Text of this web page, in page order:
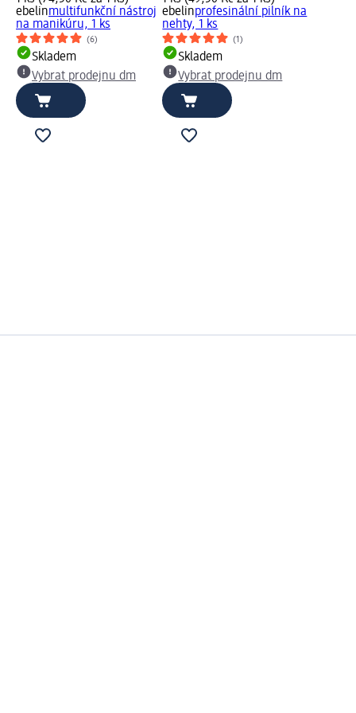
ebelinmultifunkční nástroj
na manikúru, 1 ks
(6)
Skladem
Vybrat prodejnu dm
ebelinprofesinální pilník na
nehty, 1 ks
(1)
Skladem
Vybrat prodejnu dm